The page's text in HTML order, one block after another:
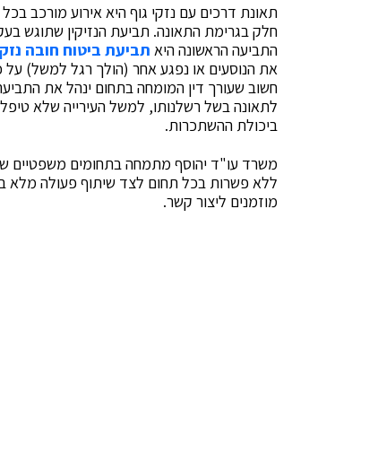
תאונת דרכים עם נזקי גוף היא אירוע מורכב
חלק בגרימת התאונה. תביעת הנזיקין שתוגש
התביעה הראשונה היא תביעת ביטוח חובה
את הנוסעים או נפגע אחר (הולך רגל למשל) על
חשוב שעורך דין המומחה בתחום ינהל את
לתאונה בשל רשלנותו, למשל העירייה שלא
ביכולת ההשתכרות.
משרד עו"ד יהוסף מתמחה בתחומים משפטיים
ללא פשרות בכל תחום לצד שיתוף פעולה מלא
מוזמנים ליצור קשר.